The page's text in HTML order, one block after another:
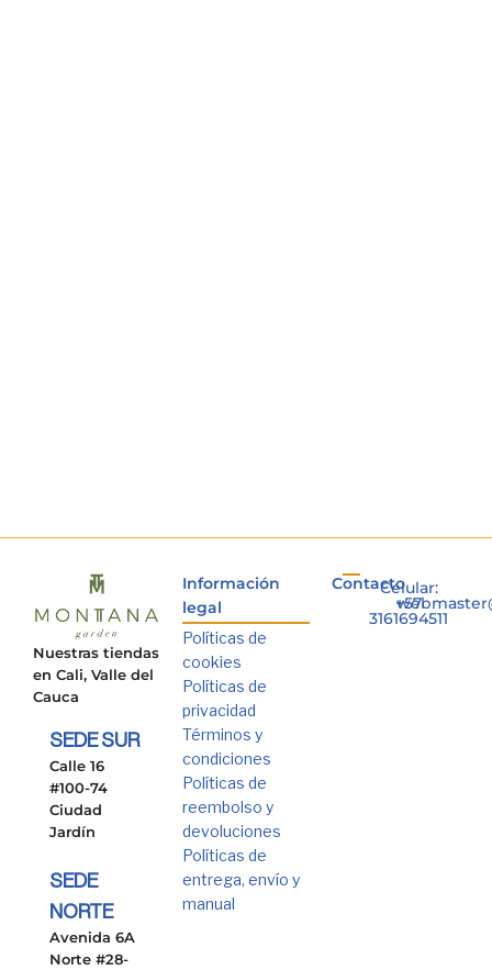
Nuestras tiendas
en Cali, Valle del
Cauca
SEDE SUR
Calle 16
#100-74
Ciudad
Jardín
SEDE
NORTE
Avenida 6A
Norte #28-
Información
legal
Políticas de
cookies
Políticas de
privacidad
Términos y
condiciones
Políticas de
reembolso y
devoluciones
Políticas de
entrega, envío y
manual
ContactoCelular:
+57
3161694511